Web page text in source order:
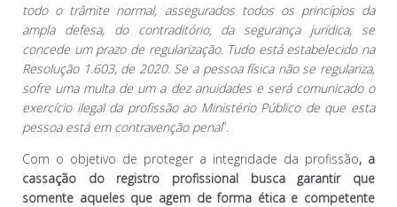
todo o trâmite normal, assegurados todos os princípios da
ampla defesa, do contraditório, da segurança jurídica, se
concede um prazo de regularização. Tudo está estabelecido na
Resolução 1.603, de 2020. Se a pessoa física não se regulariza,
sofre uma multa de um a dez anuidades e será comunicado o
exercício ilegal da profissão ao Ministério Público de que esta
pessoa está em contravenção penal”.
Com o objetivo de proteger a integridade da profissão, a
cassação do registro profissional busca garantir que
somente aqueles que agem de forma ética e competente